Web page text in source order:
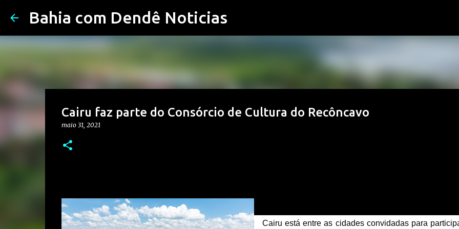
Bahia com Dendê Noticias
Cairu faz parte do Consórcio de Cultura do Recôncavo
maio 31, 2021
Cairu está entre as cidades convidadas para